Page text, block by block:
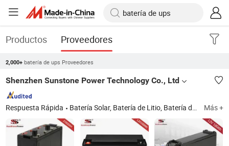
Productos Proveedores
2,000+ batería de ups Proveedores
Shenzhen Sunstone Power Technology Co., Ltd
Respuesta Rápida Batería Solar, Batería de Litio, Batería de Iones de Litio, LiFePO4 Batería, Batería, Batería de Almacenamiento, Batería de Gel, Batería de Plomo Ácido, Batería de UPS, Batería Recargable Más +